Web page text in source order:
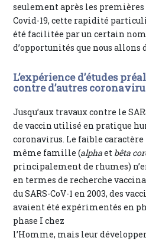
seulement après les
Covid-19, cette rapidité
été facilitée par un certain
d’opportunités que nous allons
L’expérience d’études
contre d’autres
Jusqu’aux travaux contre le
de vaccin utilisé en pratique
coronavirus. Le faible
même famille (alphaet bêta
principalement de rhumes)
en termes de recherche
du SARS-CoV-1 en 2003, des
avaient été expérimentés en
phase I chez
l’Homme, mais leur